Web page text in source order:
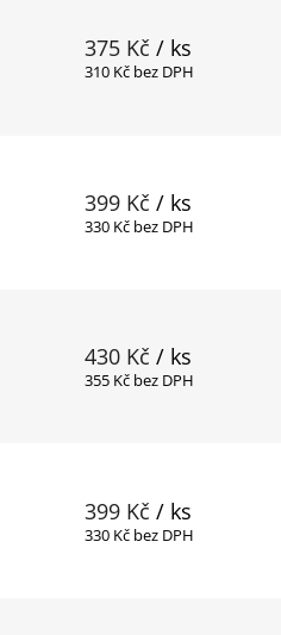
375 Kč / ks
310 Kč bez DPH
399 Kč / ks
330 Kč bez DPH
430 Kč / ks
355 Kč bez DPH
399 Kč / ks
330 Kč bez DPH